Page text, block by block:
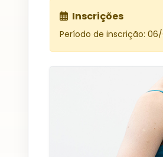
Inscrições
Período de inscrição: